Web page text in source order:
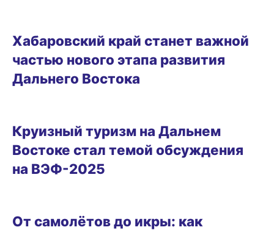
Хабаровский край станет важной
частью нового этапа развития
Дальнего Востока
Круизный туризм на Дальнем
Востоке стал темой обсуждения
на ВЭФ-2025
От самолётов до икры: как